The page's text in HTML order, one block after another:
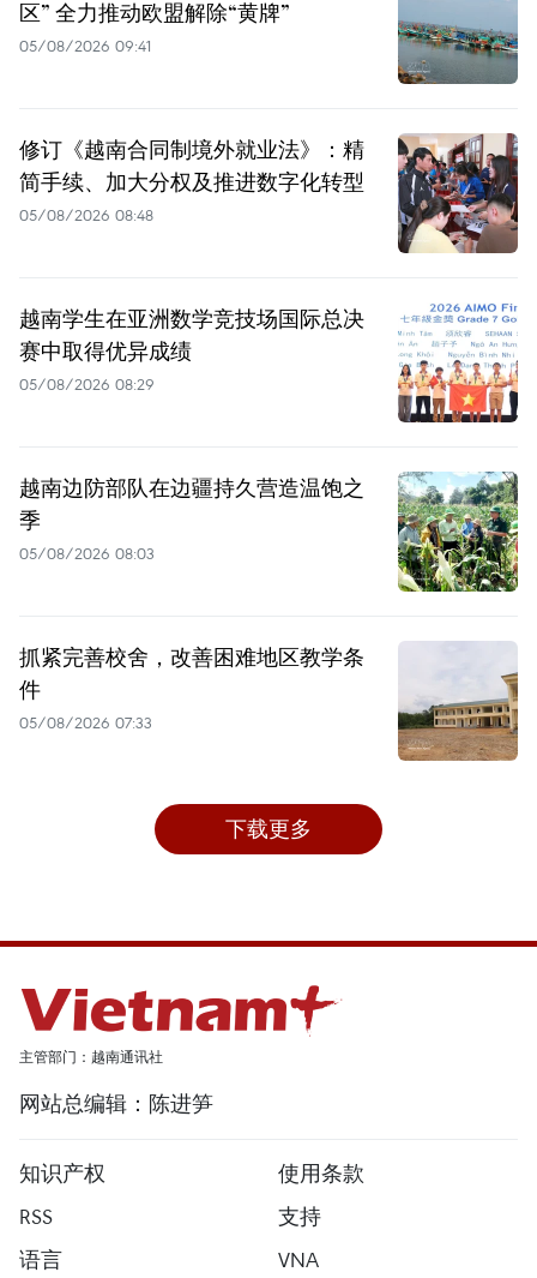
区” 全力推动欧盟解除“黄牌”
05/08/2026 09:41
修订《越南合同制境外就业法》：精
简手续、加大分权及推进数字化转型
05/08/2026 08:48
越南学生在亚洲数学竞技场国际总决
赛中取得优异成绩
05/08/2026 08:29
越南边防部队在边疆持久营造温饱之
季
05/08/2026 08:03
抓紧完善校舍，改善困难地区教学条
件
05/08/2026 07:33
下载更多
主管部门：越南通讯社
网站总编辑：陈进笋
知识产权
使用条款
RSS
支持
语言
VNA